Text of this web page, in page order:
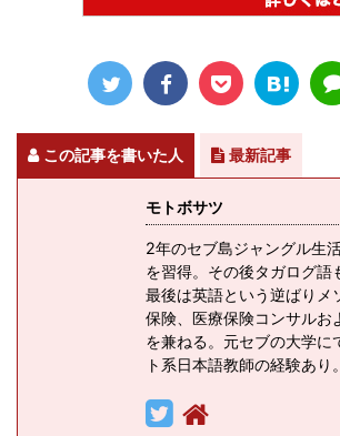
この記事を書いた人 最新記事
モトボサツ
2年のセブ島ジャングル生
を習得。その後タガログ語
最後は英語という逆ばりメ
保険、医療保険コンサルお
を兼ねる。元セブの大学に
ト系日本語教師の経験あり。